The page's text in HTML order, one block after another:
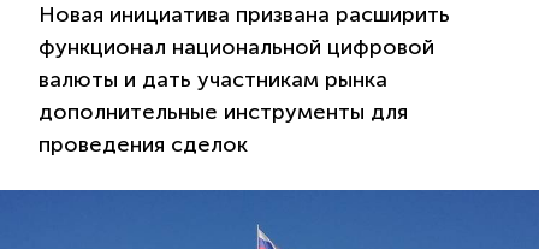
Новая инициатива призвана расширить
функционал национальной цифровой
валюты и дать участникам рынка
дополнительные инструменты для
проведения сделок